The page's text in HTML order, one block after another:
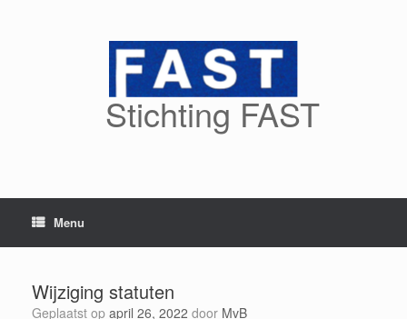
Stichting FAST
Menu
Wijziging statuten
Geplaatst op april 26, 2022 door MvB